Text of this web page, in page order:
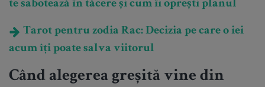
te sabotează în tăcere și cum îi oprești planul
Tarot pentru zodia Rac: Decizia pe care o iei
acum îți poate salva viitorul
Când alegerea greșită vine din